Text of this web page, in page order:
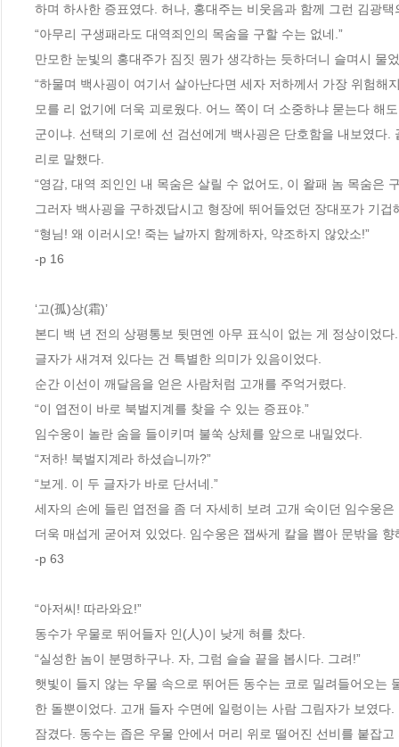
하며 하사한 증표였다. 허나, 홍대주는 비웃음과 함께 그런 김광
“아무리 구생패라도 대역죄인의 목숨을 구할 수는 없네.”
만모한 눈빛의 홍대주가 짐짓 뭔가 생각하는 듯하더니 슬며시 물
“하물며 백사굉이 여기서 살아난다면 세자 저하께서 가장 위험해
모를 리 없기에 더욱 괴로웠다. 어느 쪽이 더 소중하냐 묻는다 해
군이냐. 선택의 기로에 선 검선에게 백사굉은 단호함을 내보였다
리로 말했다.
“영감, 대역 죄인인 내 목숨은 살릴 수 없어도, 이 왈패 놈 목숨은
그러자 백사굉을 구하겠답시고 형장에 뛰어들었던 장대포가 기겁
“형님! 왜 이러시오! 죽는 날까지 함께하자, 약조하지 않았소!”
-p 16
‘고(孤)상(霜)’
본디 백 년 전의 상평통보 뒷면엔 아무 표식이 없는 게 정상이었
글자가 새겨져 있다는 건 특별한 의미가 있음이었다.
순간 이선이 깨달음을 얻은 사람처럼 고개를 주억거렸다.
“이 엽전이 바로 북벌지계를 찾을 수 있는 증표야.”
임수웅이 놀란 숨을 들이키며 불쑥 상체를 앞으로 내밀었다.
“저하! 북벌지계라 하셨습니까?”
“보게. 이 두 글자가 바로 단서네.”
세자의 손에 들린 엽전을 좀 더 자세히 보려 고개 숙이던 임수웅
더욱 매섭게 굳어져 있었다. 임수웅은 잽싸게 칼을 뽑아 문밖을
-p 63
“아저씨! 따라와요!”
동수가 우물로 뛰어들자 인(人)이 낮게 혀를 찼다.
“실성한 놈이 분명하구나. 자, 그럼 슬슬 끝을 봅시다. 그려!”
햇빛이 들지 않는 우물 속으로 뛰어든 동수는 코로 밀려들어오는
한 돌뿐이었다. 고개 들자 수면에 일렁이는 사람 그림자가 보였
잠겼다. 동수는 좁은 우물 안에서 머리 위로 떨어진 선비를 붙잡